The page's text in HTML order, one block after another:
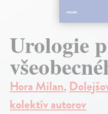
Urologie
Hora Milan,
kolektív autorov